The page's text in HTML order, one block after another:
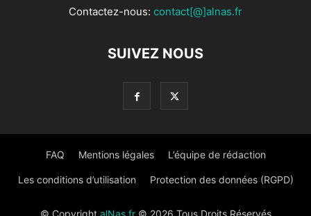
Contactez-nous: contact[@]alnas.fr
SUIVEZ NOUS
FAQ Mentions légales L’équipe de rédaction
Les conditions d’utilisation Protection des données (RGPD)
© Copyright alNas.fr© 2026 Tous Droits Réservés